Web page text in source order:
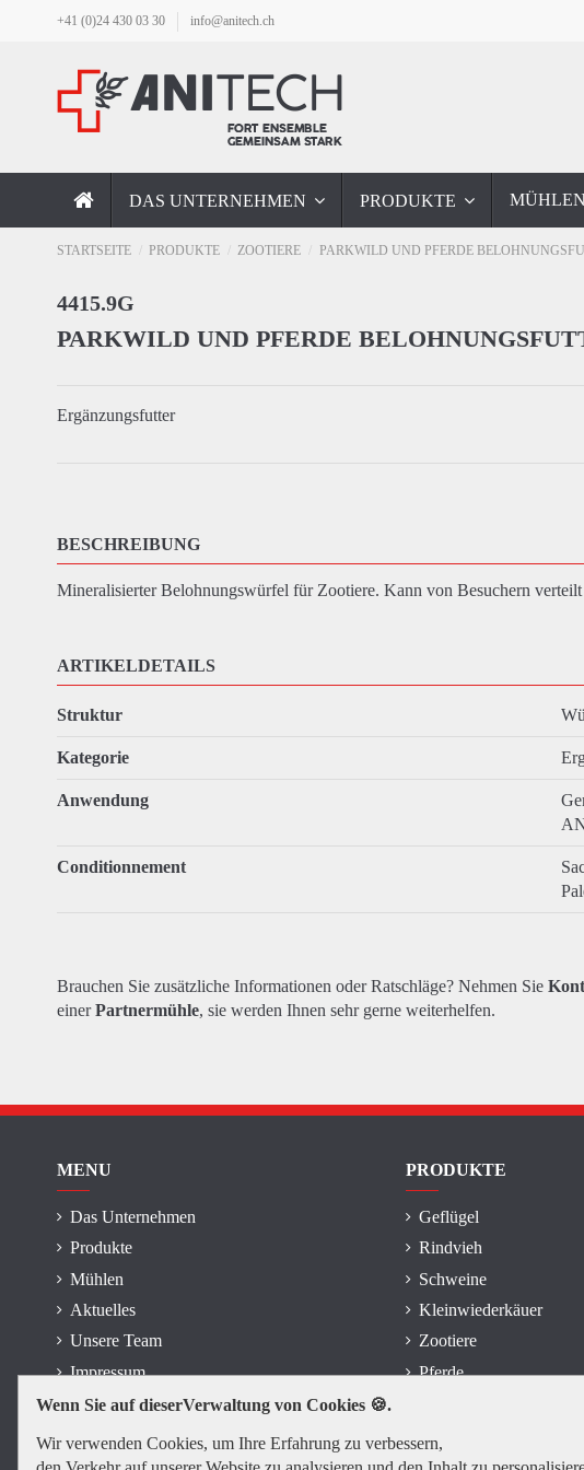
+41 (0)24 430 03 30 info@anitech.ch
DAS UNTERNEHMEN PRODUKTE MÜHLEN
STARTSEITE PRODUKTE ZOOTIERE PARKWILD UND PFERDE
4415.9G
PARKWILD UND PFERDE
Ergänzungsfutter
BESCHREIBUNG
Mineralisierter Belohnungswürfel für Zootiere. Kann von Besuchern
ARTIKELDETAILS
Struktur
Kategorie
Anwendung
Conditionnement
Brauchen Sie zusätzliche Informationen oder Ratschläge? Nehmen Sie
einerPartnermühle, sie werden Ihnen sehr gerne weiterhelfen.
MENU
Das Unternehmen
Produkte
Mühlen
Aktuelles
Unsere Team
Impressum
PRODUKTE
Geflügel
Rindvieh
Schweine
Kleinwiederkäuer
Zootiere
Pferde
Wenn Sie auf dieserVerwaltung von Cookies 🍪.
Wir verwenden Cookies, um Ihre Erfahrung zu verbessern,